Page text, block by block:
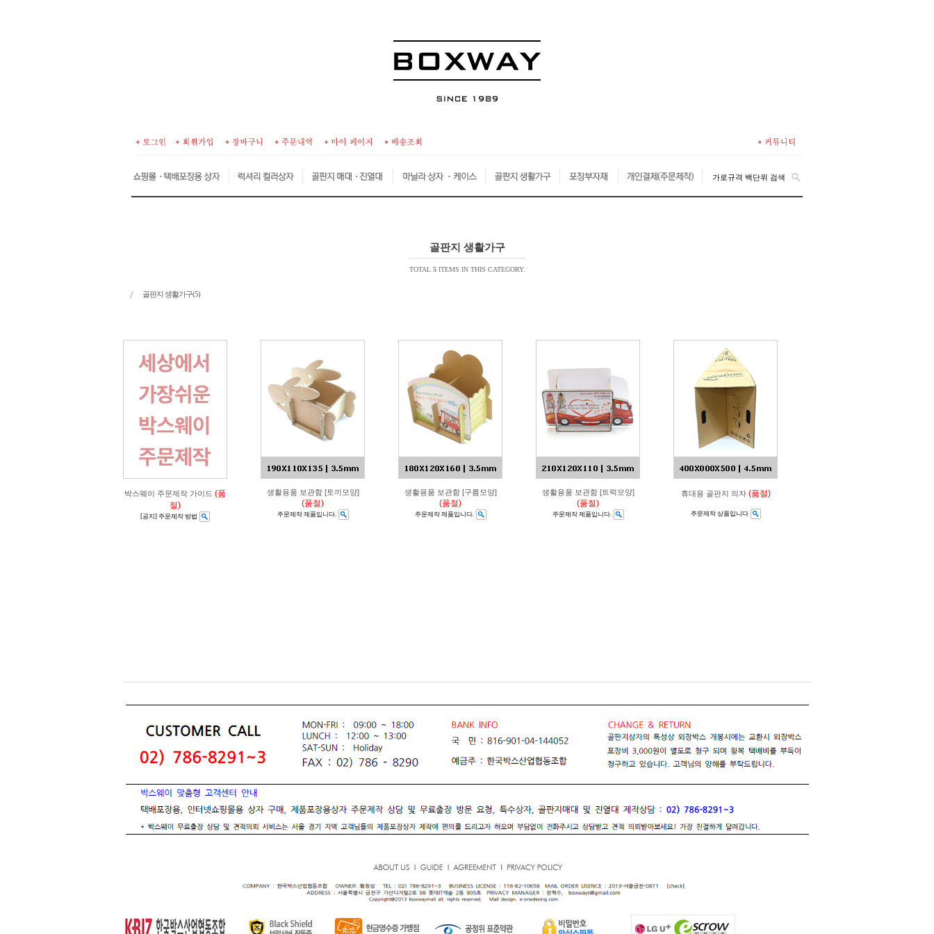
골판지 생활가구
TOTAL 5ITEMS IN THIS CATEGORY.
골판지 생활가구(5)
박스웨이 주문제작 가이드 (품
절)
[공지] 주문제작 방법
생활용품 보관함 [토끼모양]
(품절)
주문제작 제품입니다.
생활용품 보관함 [구름모양]
(품절)
주문제작 제품입니다.
생활용품 보관함 [트럭모양]
(품절)
주문제작 제품입니다.
휴대용 골판지 의자 (품절)
주문제작 상품입니다